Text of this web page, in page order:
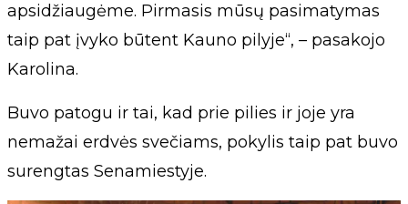
apsidžiaugėme. Pirmasis mūsų pasimatymas
taip pat įvyko būtent Kauno pilyje“, – pasakojo
Karolina.
Buvo patogu ir tai, kad prie pilies ir joje yra
nemažai erdvės svečiams, pokylis taip pat buvo
surengtas Senamiestyje.